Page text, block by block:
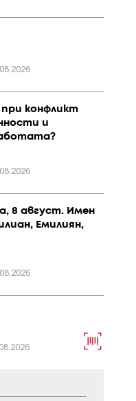
конфликт
и
8 август. Имен
Емилиян,